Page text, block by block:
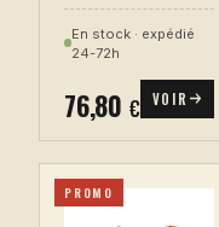
En stock · expédié
24-72h
76,80 € VOIR
PROMO